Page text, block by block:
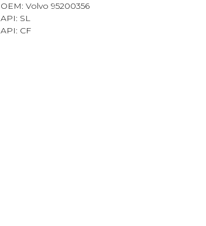
OEM: Volvo 95200356
API: SL
API: CF